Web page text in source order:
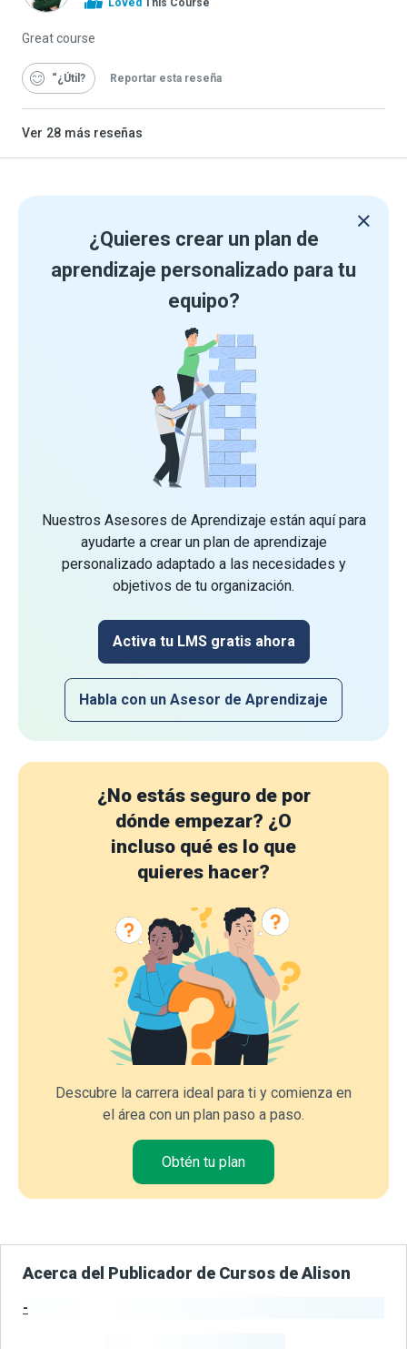
Great course
“¿Útil Reportar esta reseña
Ver 28 más reseñas
¿Quieres crear un plan de
aprendizaje personalizado para tu
equipo?
Nuestros Asesores de Aprendizaje están aquí para
ayudarte a crear un plan de aprendizaje
personalizado adaptado a las necesidades y
objetivos de tu organización.
Activa tu LMS gratis ahora
Habla con un Asesor de Aprendizaje
¿No estás seguro de por
dónde empezar? ¿O
incluso qué es lo que
quieres hacer?
Descubre la carrera ideal para ti y comienza en
el área con un plan paso a paso.
Obtén tu plan
Acerca del Publicador de Cursos de Alison
-